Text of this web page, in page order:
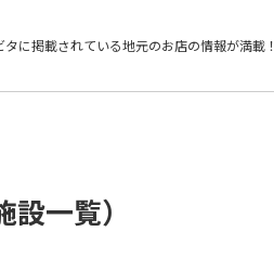
タに掲載されている地元のお店の情報が満載！
一覧）